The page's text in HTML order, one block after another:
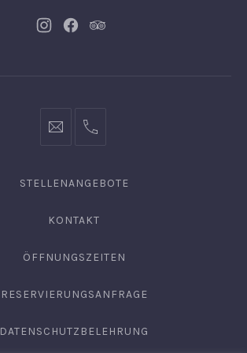
NeuesNeuesNeues
info@hofgut-0049747196019210
STELLENANGEBOTE
KONTAKT
ÖFFNUNGSZEITEN
RESERVIERUNGSANFRAGE
DATENSCHUTZBELEHRUNG